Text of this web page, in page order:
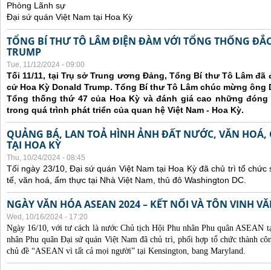
Phòng Lãnh sự
Đại sứ quán Việt Nam tại Hoa Kỳ
TỔNG BÍ THƯ TÔ LÂM ĐIỆN ĐÀM VỚI TỔNG THỐNG
TRUMP
Tue, 11/12/2024 - 09:00
Tối 11/11, tại Trụ sở Trung ương Đảng, Tổng Bí thư Tô Lâm
cử Hoa Kỳ Donald Trump. Tổng Bí thư Tô Lâm chúc mừng ông
Tổng thống thứ 47 của Hoa Kỳ và đánh giá cao những
trong quá trình phát triển của quan hệ Việt Nam - Hoa Kỳ.
QUẢNG BÁ, LAN TOẢ HÌNH ẢNH ĐẤT NƯỚC, VĂN HOÁ,
TẠI HOA KỲ
Thu, 10/24/2024 - 08:45
Tối ngày 23/10, Đại sứ quán Việt Nam tại Hoa Kỳ đã chủ trì tổ
tế, văn hoá, ẩm thực tại Nhà Việt Nam, thủ đô Washington DC.
NGÀY VĂN HÓA ASEAN 2024 – KẾT NỐI VÀ TÔN VINH
Wed, 10/16/2024 - 17:20
Ngày 16/10, với tư cách là nước Chủ tịch Hội Phu nhân Phu quân ASEAN
nhân Phu quân Đại sứ quán Việt Nam đã chủ trì, phối hợp tổ chức thành
chủ đề “ASEAN vì tất cả mọi người” tại Kensington, bang Maryland.